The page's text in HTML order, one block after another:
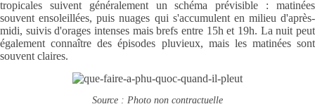
tropicales suivent généralement un schéma prévisible : matinées
souvent ensoleillées, puis nuages qui s'accumulent en milieu d'après-
midi, suivis d'orages intenses mais brefs entre 15h et 19h. La nuit peut
également connaître des épisodes pluvieux, mais les matinées sont
souvent claires.
Source : Photo non contractuelle